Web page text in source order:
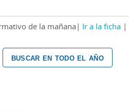
de la mañana Ir a la ficha
buscar en todo el año